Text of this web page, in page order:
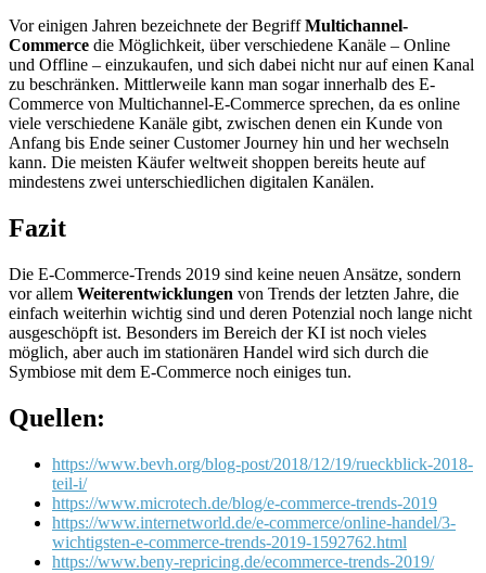
Vor einigen Jahren bezeichnete der BegriffMultichannel-
Commerce die Möglichkeit, über verschiedene Kanäle – Online
und Offline – einzukaufen, und sich dabei nicht nur auf einen Kanal
zu beschränken. Mittlerweile kann man sogar innerhalb des E-
Commerce von Multichannel-E-Commerce sprechen, da es online
viele verschiedene Kanäle gibt, zwischen denen ein Kunde von
Anfang bis Ende seiner Customer Journey hin und her wechseln
kann. Die meisten Käufer weltweit shoppen bereits heute auf
mindestens zwei unterschiedlichen digitalen Kanälen.
Fazit
Die E-Commerce-Trends 2019 sind keine neuen Ansätze, sondern
vor allem Weiterentwicklungen von Trends der letzten Jahre, die
einfach weiterhin wichtig sind und deren Potenzial noch lange nicht
ausgeschöpft ist. Besonders im Bereich der KI ist noch vieles
möglich, aber auch im stationären Handel wird sich durch die
Symbiose mit dem E-Commerce noch einiges tun.
Quellen:
https://www.bevh.org/blog-post/2018/12/19/rueckblick-2018-
teil-i/
https://www.microtech.de/blog/e-commerce-trends-2019
https://www.internetworld.de/e-commerce/online-handel/3-
wichtigsten-e-commerce-trends-2019-1592762.html
https://www.beny-repricing.de/ecommerce-trends-2019/